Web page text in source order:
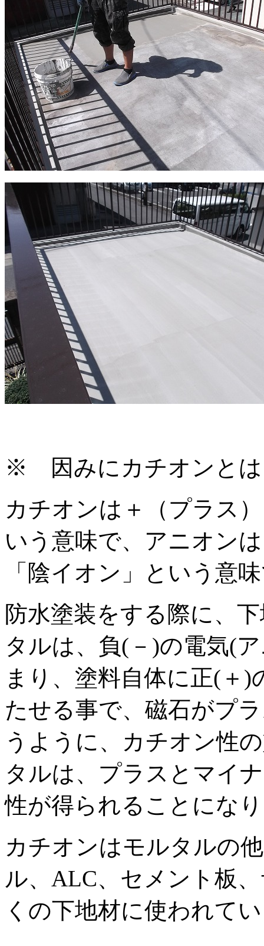
※ 因みにカチオンと
カチオンは＋（プラス
いう意味で、アニオン
「陰イオン」という意
防水塗装をする際に、
タルは、負(－)の電気(
まり、塗料自体に正(＋
たせる事で、磁石がプ
うように、カチオン性
タルは、プラスとマイ
性が得られることにな
カチオンはモルタルの
ル、ALC、セメント板
くの下地材に使われて